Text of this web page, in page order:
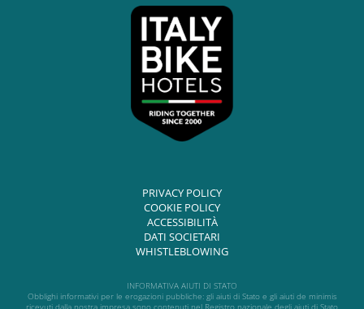
PRIVACY POLICY
COOKIE POLICY
ACCESSIBILITÀ
DATI SOCIETARI
WHISTLEBLOWING
INFORMATIVA AIUTI DI STATO
Obblighi informativi per le erogazioni pubbliche: gli aiuti di Stato e gli aiuti de minimis